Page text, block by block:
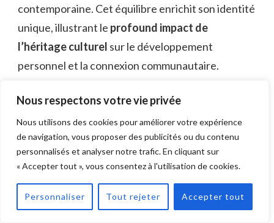
Nous respectons votre vie privée
Nous utilisons des cookies pour améliorer votre expérience
de navigation, vous proposer des publicités ou du contenu
personnalisés et analyser notre trafic. En cliquant sur
« Accepter tout », vous consentez à l'utilisation de cookies.
Personnaliser Tout rejeter Accepter tout
contemporaine. Cet équilibre enrichit son identité
unique, illustrant le profound impact de
l’héritage culturel sur le développement
personnel et la connexion communautaire.
Exploration de l’identité
personnelle
Explorerl’identité personnelleimplique souvent
une interaction nuancée de diverses influences, y
comprisle patrimoine culturel,les expériences
sociales, et les choix individuels.